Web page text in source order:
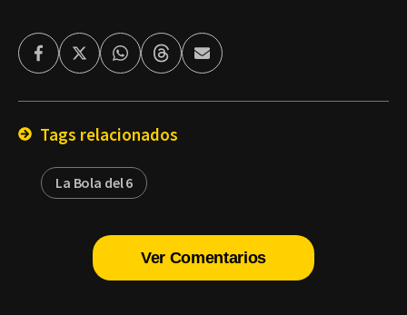
FacebookTwitterWhatsappThreadsEnviar
por
Tags relacionados
La Bola del 6
Ver Comentarios